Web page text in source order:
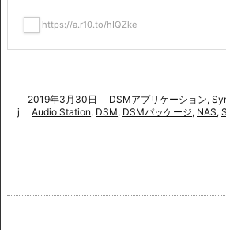
https://a.r10.to/hIQZke
2019年3月30日 DSMアプリケーション,
j
Audio Station, DSM, DSMパッケージ, NAS,